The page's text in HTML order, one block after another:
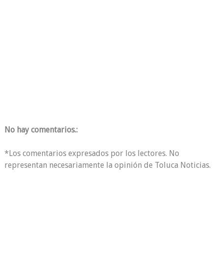
No hay comentarios.:
*Los comentarios expresados por los lectores. No
representan necesariamente la opinión de Toluca Noticias.